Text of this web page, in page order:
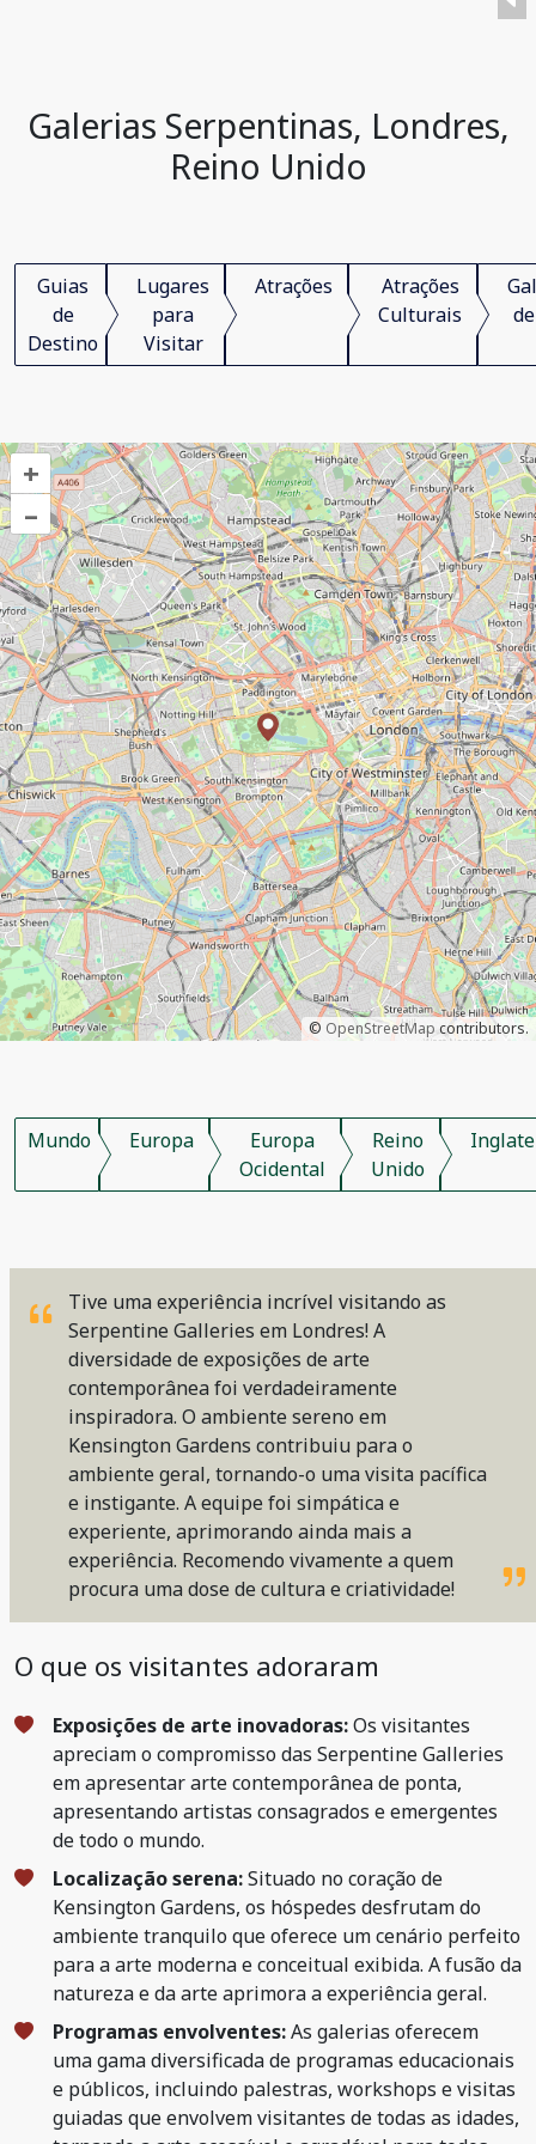
Galerias Serpentinas, Londres,
Reino Unido
Guias
de
Destino
Lugares
para
Visitar
Atrações
Atrações
Culturais
+
–
© OpenStreetMapcontributors.
Mundo Europa
Europa
Ocidental
Reino
Unido
Tive uma experiência incrível visitando as
Serpentine Galleries em Londres! A
diversidade de exposições de arte
contemporânea foi verdadeiramente
inspiradora. O ambiente sereno em
Kensington Gardens contribuiu para o
ambiente geral, tornando-o uma visita pacífica
e instigante. A equipe foi simpática e
experiente, aprimorando ainda mais a
experiência. Recomendo vivamente a quem
procura uma dose de cultura e criatividade!
O que os visitantes adoraram
Exposições de arte inovadoras:Os visitantes
apreciam o compromisso das Serpentine Galleries
em apresentar arte contemporânea de ponta,
apresentando artistas consagrados e emergentes
de todo o mundo.
Localização serena:Situado no coração de
Kensington Gardens, os hóspedes desfrutam do
ambiente tranquilo que oferece um cenário perfeito
para a arte moderna e conceitual exibida. A fusão da
natureza e da arte aprimora a experiência geral.
Programas envolventes:As galerias oferecem
uma gama diversificada de programas educacionais
e públicos, incluindo palestras, workshops e visitas
guiadas que envolvem visitantes de todas as idades,